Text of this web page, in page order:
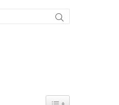
TOGGLE TABLE OF